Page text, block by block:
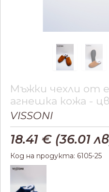
Мъжки чехли от
агнешка кожа -
VISSONI
18.41 € (36.01
Код на продукта: 6105-25